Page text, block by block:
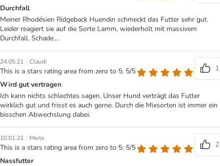
Durchfall
Meiner Rhodésien Ridgeback Huendin schmeckt das Futter sehr gut.
Leider reagiert sie auf die Sorte Lamm, wiederholt mit massivem
Durchfall. Schade....
24.05.21 | Claudi
This is a stars rating area from zero to 5: 5/5
1
Wird gut vertragen
Ich kann nichts schlechtes sagen. Unser Hund verträgt das Futter
wirklich gut und frisst es auch gerne. Durch die Mixsorten ist immer ein
bisschen Abwechslung dabei.
10.01.21 | Merle
This is a stars rating area from zero to 5: 5/5
2
Nassfutter